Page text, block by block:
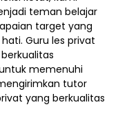
teman belajar
target yang
Guru les privat
memenuhi
tutor
yang berkualitas